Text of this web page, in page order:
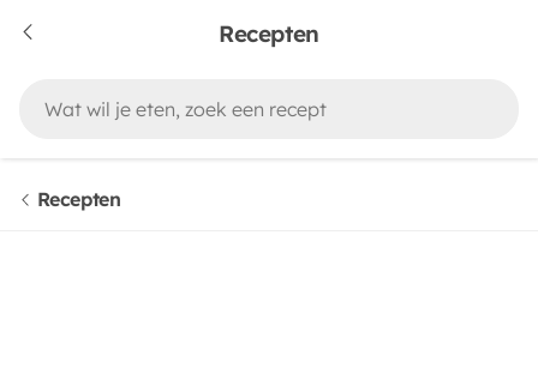
Recepten
Recepten